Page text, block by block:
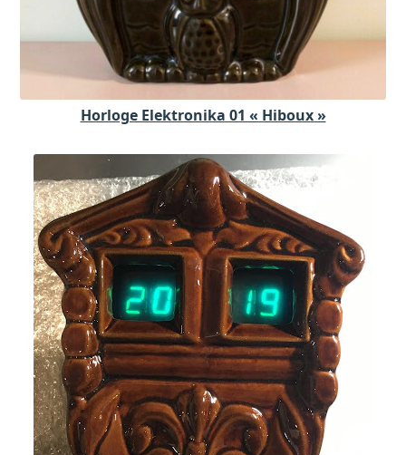
Horloge Elektronika 01 « Hiboux »